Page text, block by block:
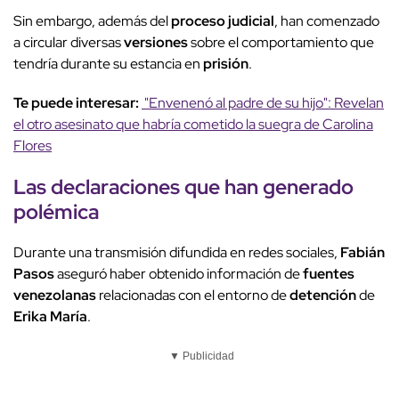
Sin embargo, además delproceso judicial, han comenzado
a circular diversasversionessobre el comportamiento que
tendría durante su estancia enprisión.
Te puede interesar: "Envenenó al padre de su hijo": Revelan
el otro asesinato que habría cometido la suegra de Carolina
Flores
Lasdeclaracionesque han generado
polémica
Durante una transmisión difundida en redes sociales, Fabián
Pasosaseguró haber obtenido información defuentes
venezolanasrelacionadas con el entorno dedetenciónde
Erika María.
▼ Publicidad